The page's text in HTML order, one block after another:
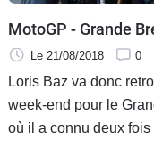
MotoGP - Grande
Le 21/08/2018 0
Loris Baz va donc
week-end pour le
où il a connu deux